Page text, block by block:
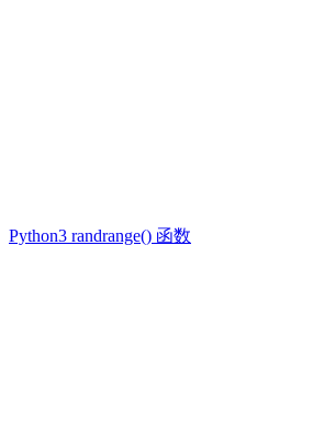
Python3 randrange() 函数